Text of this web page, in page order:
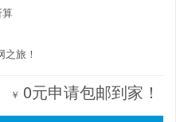
查看以下 二维码及链接
旅！
￥ 0元申请包邮到家！